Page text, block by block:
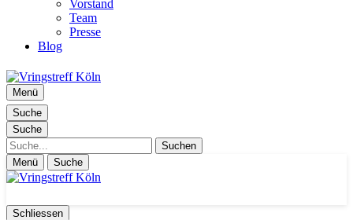
Vorstand
Team
Presse
Blog
Menü
Suche
Suche
Suche
Menü Suche
Schliessen